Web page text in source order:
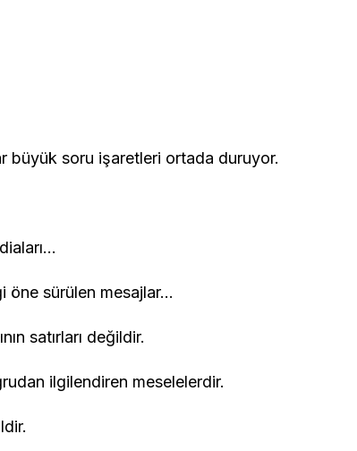
büyük soru işaretleri ortada duruyor.
öne sürülen mesajlar…
satırları değildir.
ilgilendiren meselelerdir.